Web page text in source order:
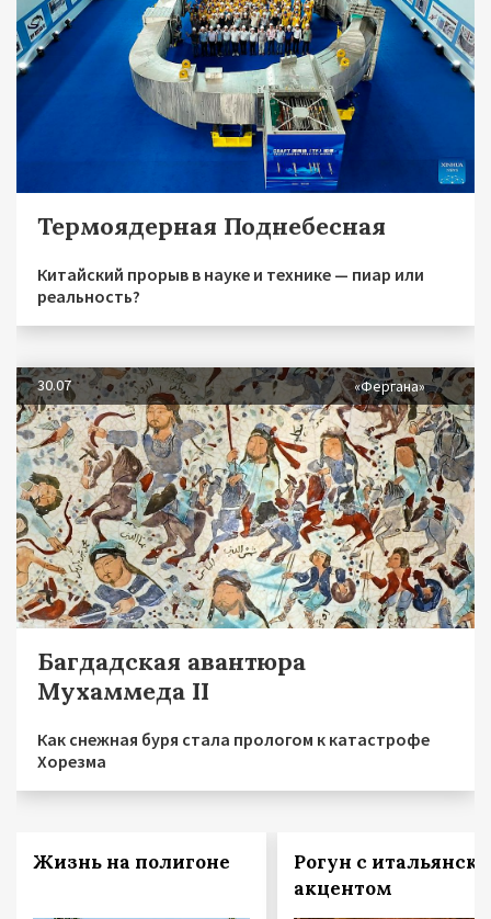
Термоядерная Поднебесная
Китайский прорыв в науке и технике — пиар или
реальность?
30.07 «Фергана»
Багдадская авантюра
Мухаммеда II
Как снежная буря стала прологом к катастрофе
Хорезма
Жизнь на полигоне
Рогун с
акцентом